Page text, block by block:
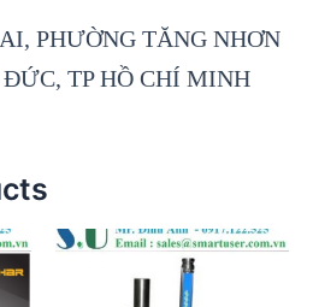
PHƯỜNG TĂNG NHƠN
ĐỨC, TP HỒ CHÍ MINH